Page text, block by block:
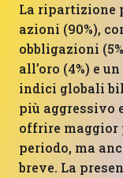
La ripartizione
azioni (90%),
obbligazioni
all’oro (4%) e
indici globali
più aggressivo
offrire maggior
periodo, ma
breve. La